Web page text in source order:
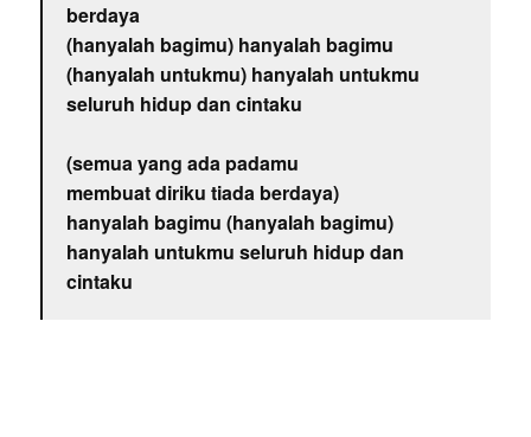
berdaya
(hanyalah bagimu) hanyalah bagimu
(hanyalah untukmu) hanyalah untukmu
seluruh hidup dan cintaku
(semua yang ada padamu
membuat diriku tiada berdaya)
hanyalah bagimu (hanyalah bagimu)
hanyalah untukmu seluruh hidup dan
cintaku